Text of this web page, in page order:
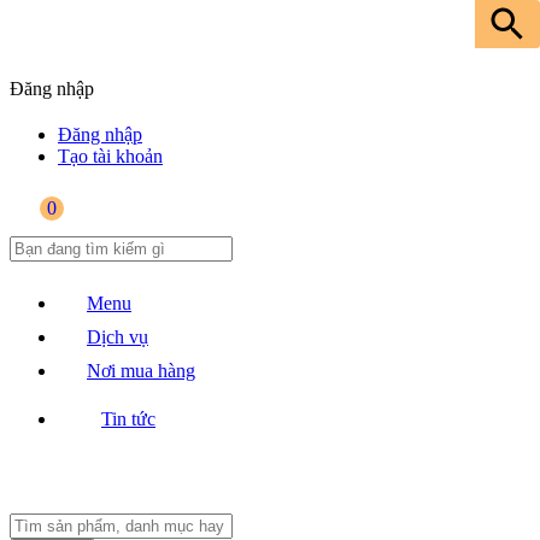
Đăng nhập
Đăng nhập
Tạo tài khoản
0
Menu
Dịch vụ
Nơi mua hàng
Tin tức